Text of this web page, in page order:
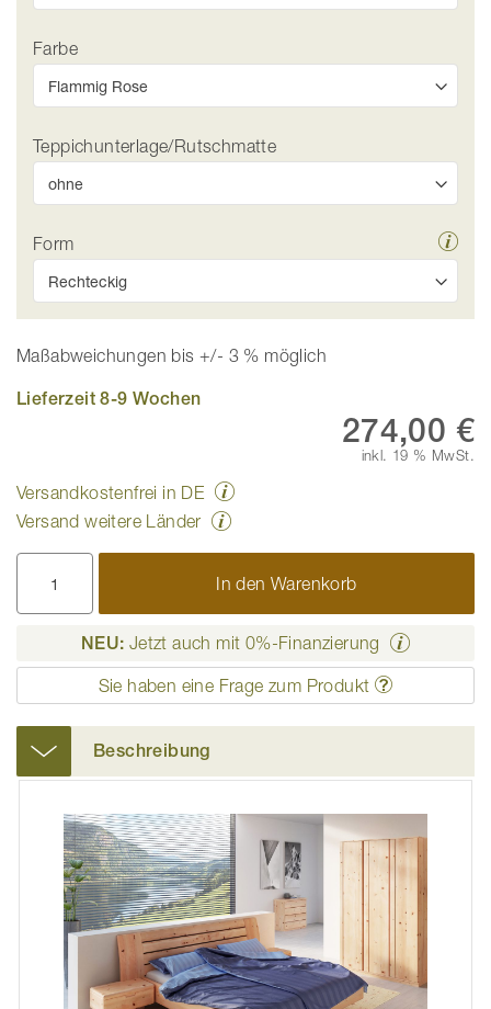
Farbe
Teppichunterlage/Rutschmatte
Form
Maßabweichungen bis +/- 3 % möglich
Lieferzeit 8-9 Wochen
274,00 €
inkl. 19 % MwSt.
Versandkostenfrei in DE
Versand weitere Länder
In den Warenkorb
NEU: Jetzt auch mit 0%-Finanzierung
Sie haben eine Frage zum Produkt
Beschreibung